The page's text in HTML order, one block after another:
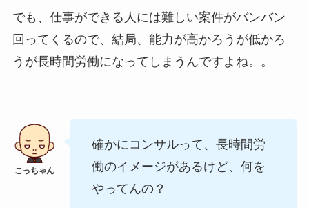
でも、仕事ができる人には難しい案件がバンバン
回ってくるので、結局、能力が高かろうが低かろ
うが長時間労働になってしまうんですよね。。
確かにコンサルって、長時間労
働のイメージがあるけど、何を
やってんの？